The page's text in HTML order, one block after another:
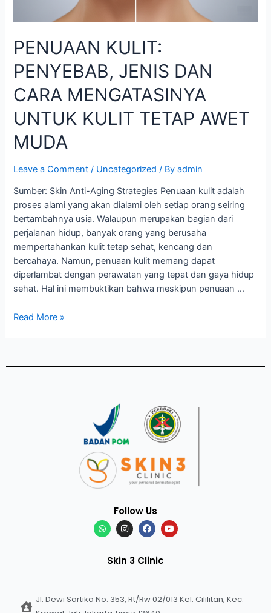
PENUAAN KULIT:
PENYEBAB, JENIS DAN
CARA MENGATASINYA
UNTUK KULIT TETAP AWET
MUDA
Leave a Comment / Uncategorized / Byadmin
Sumber: Skin Anti-Aging Strategies Penuaan kulit adalah
proses alami yang akan dialami oleh setiap orang seiring
bertambahnya usia. Walaupun merupakan bagian dari
perjalanan hidup, banyak orang yang berusaha
mempertahankan kulit tetap sehat, kencang dan
bercahaya. Namun, penuaan kulit memang dapat
diperlambat dengan perawatan yang tepat dan gaya hidup
sehat. Hal ini membuktikan bahwa meskipun penuaan …
Read More »
Follow Us
Skin 3 Clinic
Jl. Dewi Sartika No. 353, Rt/Rw 02/013 Kel. Cililitan, Kec.